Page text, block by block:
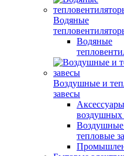
Водяные
Водяные
Воздушные и
завесы
воздушных
тепловые